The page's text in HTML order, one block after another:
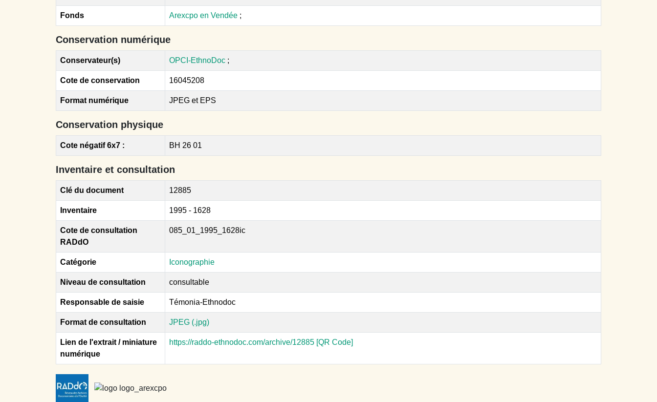
Fonds Arexcpo en Vendée ;
Conservation numérique
Conservateur(s) OPCI-EthnoDoc ;
Cote de conservation 16045208
Format numérique JPEG et EPS
Conservation physique
Cote négatif 6x7 : BH 26 01
Inventaire et consultation
Clé du document 12885
Inventaire 1995 - 1628
Cote de consultation
RADdO
085_01_1995_1628ic
Catégorie Iconographie
Niveau de consultation consultable
Responsable de saisie Témonia-Ethnodoc
Format de consultation JPEG (.jpg)
Lien de l'extrait / miniature
numérique
https://raddo-ethnodoc.com/archive/12885 [QR Code]